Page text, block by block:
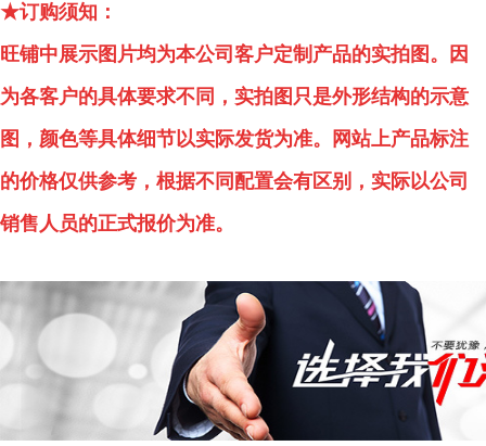
★订购须知：
旺铺中展示图片均为本公司客户定制产品的实拍图。因
为各客户的具体要求不同，实拍图只是外形结构的示意
图，颜色等具体细节以实际发货为准。网站上产品标注
的价格仅供参考，根据不同配置会有区别，实际以公司
销售人员的正式报价为准。